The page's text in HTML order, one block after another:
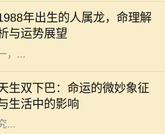
年出生的人属龙，命理解
与运势展望
概念，每一个生肖都蕴含着独特的
格特征和命理意义。1988年出生的
，生肖属龙。龙作为十二生肖之
，...
生双下巴：命运的微妙象征
生活中的影响
在我们的生活中，外貌常常是人们最
注意到的特点之一。双下巴，作为
种常见的面部特征，通常被视作审
上的“瑕疵”。然而，天生双下巴
...